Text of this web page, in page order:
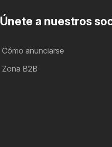
Únete a nuestros
Cómo anunciarse
Zona B2B